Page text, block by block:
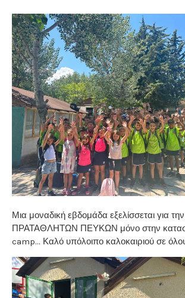
Μια μοναδική εβδομάδα εξελίσσεται για
ΠΡΑΤΑΘΛΗΤΩΝ ΠΕΥΚΩΝ μόνο στην
camp… Καλό υπόλοιπο καλοκαιριού σε